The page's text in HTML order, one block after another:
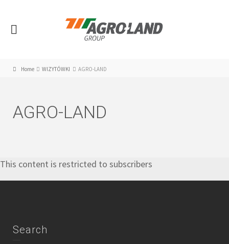
Home WIZYTÓWKI AGRO-LAND
AGRO-LAND
This content is restricted to subscribers
Search